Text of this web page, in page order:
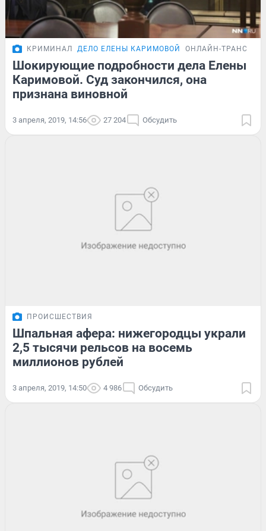
КРИМИНАЛ ДЕЛО ЕЛЕНЫ КАРИМОВОЙ ОНЛАЙН-
Шокирующие подробности дела Елены
Каримовой. Суд закончился, она
признана виновной
3 апреля, 2019, 14:56 27 204 Обсудить
ПРОИСШЕСТВИЯ
Шпальная афера: нижегородцы украли
2,5 тысячи рельсов на восемь
миллионов рублей
3 апреля, 2019, 14:50 4 986 Обсудить